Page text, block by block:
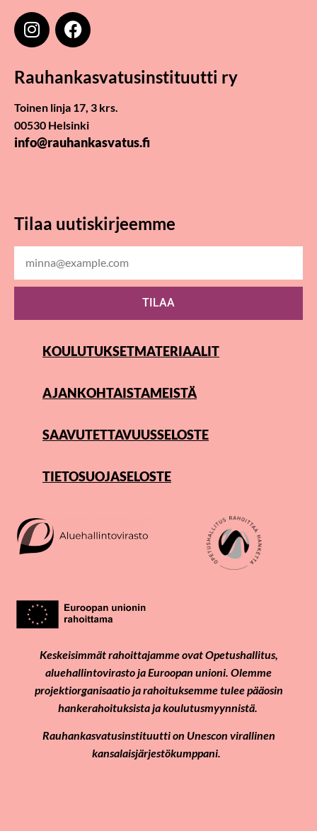
Rauhankasvatus­instituutti ry
Toinen linja 17, 3 krs.
00530 Helsinki
info@rauhankasvatus.fi
Tilaa uutiskirjeemme
TILAA
KOULUTUKSETMATERIAALIT
AJANKOHTAISTAMEISTÄ
SAAVUTETTAVUUSSELOSTE
TIETOSUOJASELOSTE
Keskeisimmät rahoittajamme ovat Opetushallitus,
aluehallintovirasto ja Euroopan unioni. Olemme
projektiorganisaatio ja rahoituksemme tulee pääosin
hankerahoituksista ja koulutusmyynnistä.
Rauhankasvatusinstituutti on Unescon virallinen
kansalaisjärjestökumppani.